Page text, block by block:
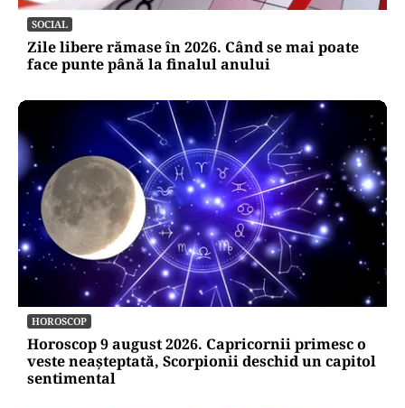
SOCIAL
Zile libere rămase în 2026. Când se mai poate
face punte până la finalul anului
HOROSCOP
Horoscop 9 august 2026. Capricornii primesc o
veste neașteptată, Scorpionii deschid un capitol
sentimental